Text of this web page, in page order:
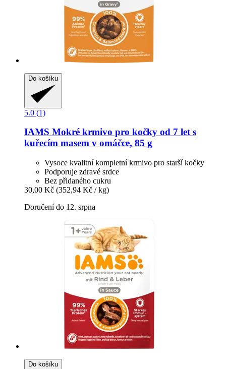
Do košíku
5.0 (1)
IAMS Mokré krmivo pro kočky od 7 let s
kuřecím masem v omáčce, 85 g
Vysoce kvalitní kompletní krmivo pro starší kočky
Podporuje zdravé srdce
Bez přidaného cukru
30,00 Kč (352,94 Kč / kg)
Doručení do 12. srpna
Do košíku